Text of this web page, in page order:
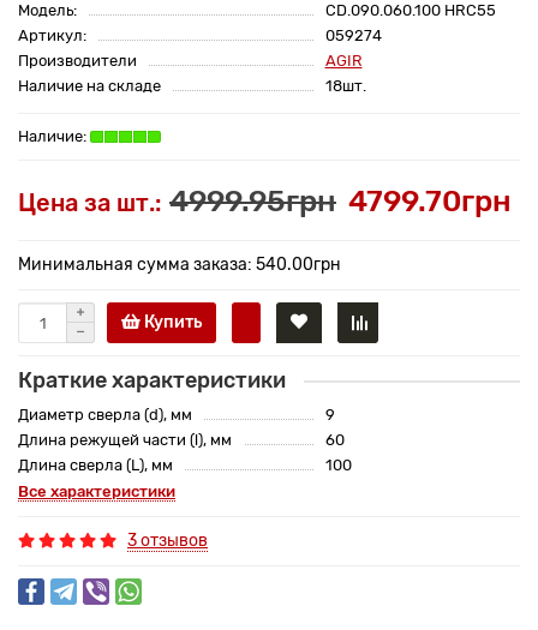
Модель:
CD.090.060.100 HRC55
Артикул:
059274
Производители
AGIR
Наличие на складе
18шт.
Цена за шт.: 4999.95грн 4799.70грн
Минимальная сумма заказа: 540.00грн
Купить
Краткие характеристики
Диаметр сверла (d), мм
9
Длина режущей части (l), мм
60
Длина сверла (L), мм
100
Все характеристики
3 отзывов